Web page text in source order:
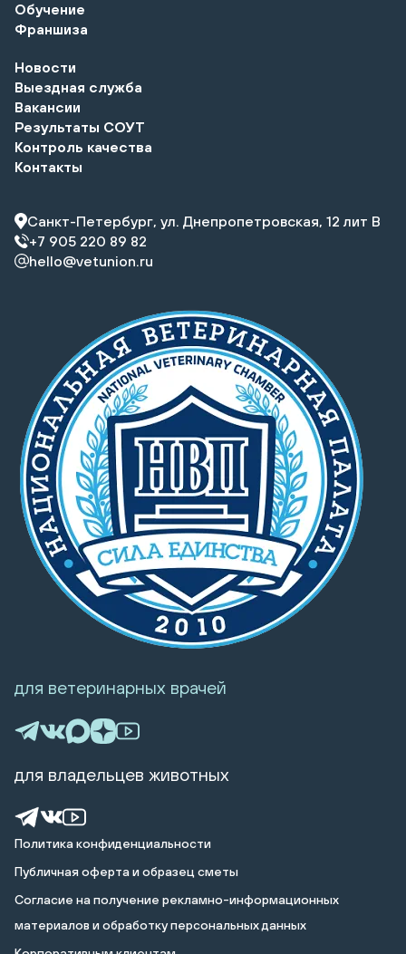
Обучение
Франшиза
Новости
Выездная служба
Вакансии
Результаты СОУТ
Контроль качества
Контакты
Санкт-Петербург, ул. Днепропетровская, 12 лит В
+7 905 220 89 82
hello@vetunion.ru
Политика конфиденциальности
Публичная оферта и образец сметы
Cогласие на получение рекламно-информационных
материалов и обработку персональных данных
для ветеринарных врачей
для владельцев животных